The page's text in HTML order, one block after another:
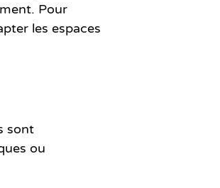
Pour
les espaces
sont
ou